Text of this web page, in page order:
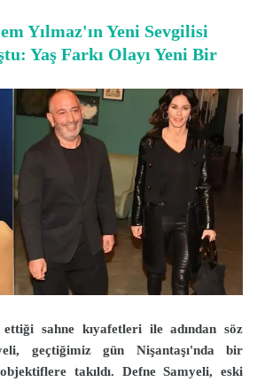
Yılmaz'ın Yeni Sevgilisi
Yaş Farkı Olayı Yeni Bir
sahne kıyafetleri ile adından söz
geçtiğimiz gün Nişantaşı'nda bir
takıldı. Defne Samyeli, eski